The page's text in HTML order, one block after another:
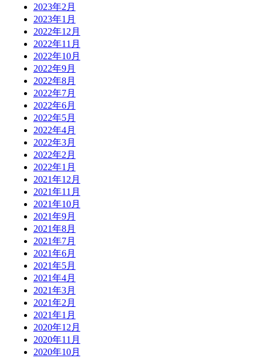
2023年2月
2023年1月
2022年12月
2022年11月
2022年10月
2022年9月
2022年8月
2022年7月
2022年6月
2022年5月
2022年4月
2022年3月
2022年2月
2022年1月
2021年12月
2021年11月
2021年10月
2021年9月
2021年8月
2021年7月
2021年6月
2021年5月
2021年4月
2021年3月
2021年2月
2021年1月
2020年12月
2020年11月
2020年10月